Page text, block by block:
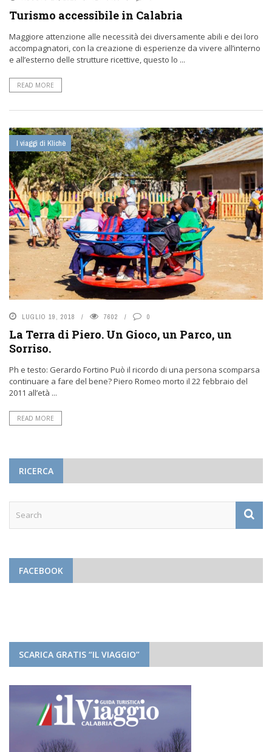
Turismo accessibile in Calabria
Maggiore attenzione alle necessità dei diversamente abili e dei loro
accompagnatori, con la creazione di esperienze da vivere all’interno
e all’esterno delle strutture ricettive, questo lo ...
READ MORE
I viaggi di Klichè
LUGLIO 19, 2018 7602 0
La Terra di Piero. Un Gioco, un Parco, un
Sorriso.
Ph e testo: Gerardo Fortino Può il ricordo di una persona scomparsa
continuare a fare del bene? Piero Romeo morto il 22 febbraio del
2011 all’età ...
READ MORE
RICERCA
FACEBOOK
SCARICA GRATIS “IL VIAGGIO”